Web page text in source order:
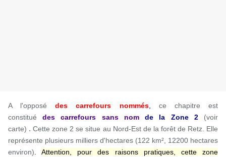
A l'opposédes carrefours nommés,
ce chapitre est
constitué
des carrefours sans nom de la Zone 2
(voir
carte) .Cette zone 2 se situe au Nord-Est de la forêt de Retz. Elle
représente plusieurs milliers d'hectares (122 km², 12200 hectares
environ) .Attention, pour des raisons pratiques, cette zone